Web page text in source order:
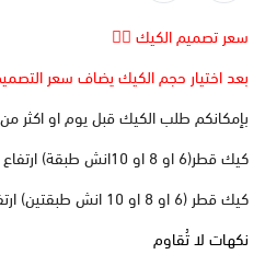
سعر تصميم الكيك 👆🏻
بعد اختيار حجم الكيك يضاف سعر
بإمكانكم طلب الكيك قبل يوم او اكثر
كيك قطر(6 او 8 او 10انش طبقة) ارتفاع 8 سم
كيك قطر (6 او 8 او 10 انش طبقتين) ارتفاع 16 سم
نكهات لا تُقاوم